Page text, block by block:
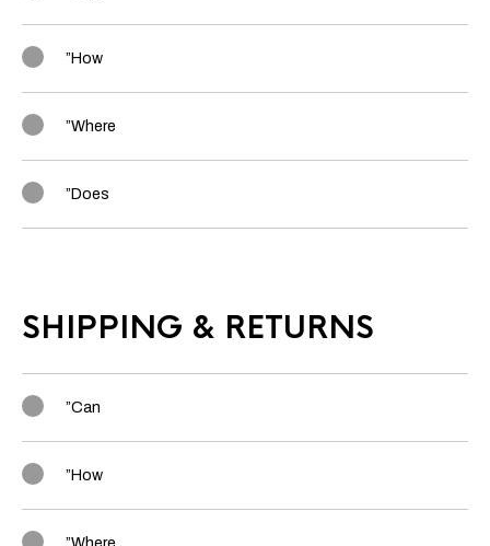
”How
”Where
”Does
SHIPPING & RETURNS
”Can
”How